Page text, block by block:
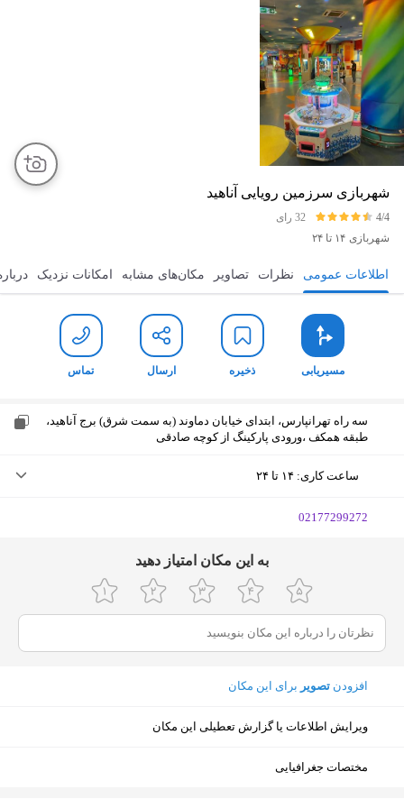
شهربازی سرزمین رویایی آناهید
4/4
32 رای
شهربازی ۱۴ تا ۲۴
مسیریابی ذخیره ارسال توضیح مختصر اطلاعات عمومی نظرات تصاویر مکان‌های مشابه امکانات نزدیک
مسیریابی ذخیره ارسال تماس
سه راه تهرانپارس، ابتدای خیابان دماوند (به سمت شرق) برج آناهید،
طبقه همکف ،ورودی پارکینگ از کوچه صادقی
ساعت کاری: ۱۴ تا ۲۴
یکشنبه
دوشنبه
‎02177299272
ﺑﻪ اﯾﻦ ﻣﮑﺎن اﻣﺘﯿﺎز دﻫﯿﺪ
افزودن تصویر برای این مکان
ویرایش اطلاعات یا گزارش تعطیلی این مکان
مختصات جغرافیایی